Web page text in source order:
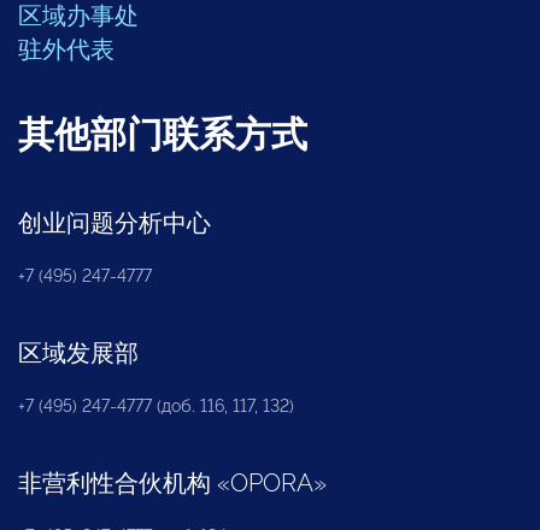
区域办事处
驻外代表
其他部门联系方式
创业问题分析中心
+7 (495) 247-4777
区域发展部
+7 (495) 247-4777 (доб. 116, 117, 132)
非营利性合伙机构 «OPORA»